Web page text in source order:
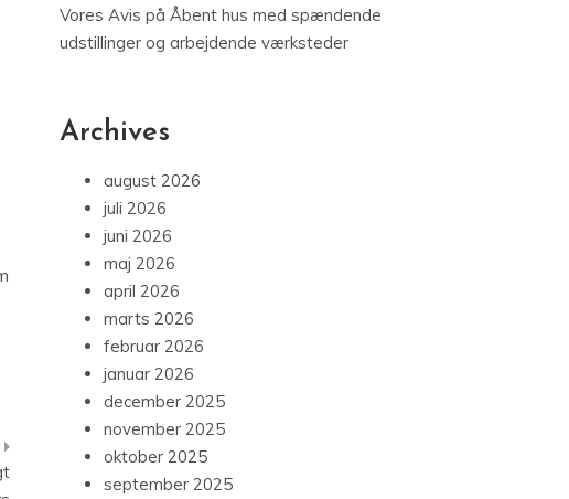
Vores Avis på Åbent hus med spændende
udstillinger og arbejdende værksteder
Archives
august 2026
juli 2026
juni 2026
maj 2026
april 2026
marts 2026
februar 2026
januar 2026
december 2025
november 2025
oktober 2025
september 2025